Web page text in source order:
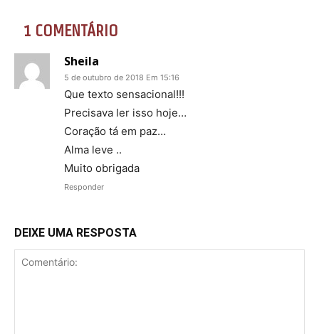
1 COMENTÁRIO
Sheila
5 de outubro de 2018 Em 15:16
Que texto sensacional!!!
Precisava ler isso hoje…
Coração tá em paz…
Alma leve ..
Muito obrigada
Responder
DEIXE UMA RESPOSTA